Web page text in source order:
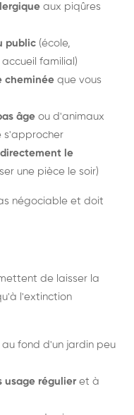
aux piqûres
public (école,
familial)
cheminée que vous
âge ou d'animaux
s'approcher
le
une pièce le soir)
négociable et doit
de laisser la
l'extinction
au fond d'un jardin peu
usage régulier et à